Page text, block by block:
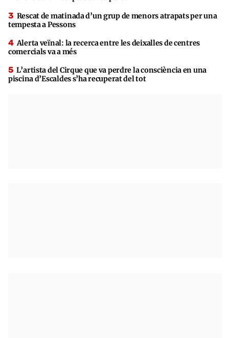
Rescat de matinada d’un grup de menors atrapats per una
tempesta a Pessons
Alerta veïnal: la recerca entre les deixalles de centres
comercials va a més
L’artista del Cirque que va perdre la consciència en una
piscina d’Escaldes s’ha recuperat del tot